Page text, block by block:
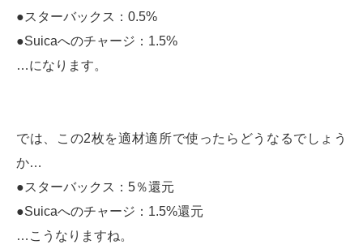
●スターバックス：0.5%
●Suicaへのチャージ：1.5%
…になります。
では、この2枚を適材適所で使ったらどうなるでしょう
か…
●スターバックス：5％還元
●Suicaへのチャージ：1.5%還元
…こうなりますね。